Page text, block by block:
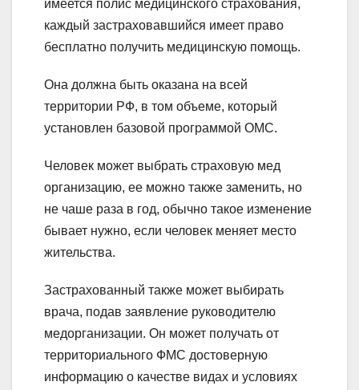
имеется полис медицинского страхования,
каждый застраховавшийся имеет право
бесплатно получить медицинскую помощь.
Она должна быть оказана на всей
территории РФ, в том объеме, который
установлен базовой программой ОМС.
Человек может выбрать страховую мед
организацию, ее можно также заменить, но
не чаше раза в год, обычно такое изменение
бывает нужно, если человек меняет место
жительства.
Застрахованный также может выбирать
врача, подав заявление руководителю
медорганизации. Он может получать от
территориального ФМС достоверную
информацию о качестве видах и условиях